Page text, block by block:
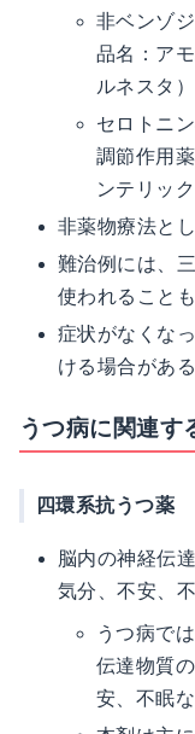
非ベンゾ
品名：ア
ルネスタ
セロトニ
調節作用
ンテリック
非薬物療法と
難治例には、
使われること
症状がなくな
ける場合がある
うつ病に関連す
四環系抗うつ薬
脳内の神経伝
気分、不安、
うつ病で
伝達物質
安、不眠